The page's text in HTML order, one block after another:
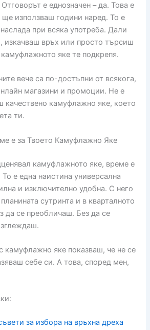
е еднозначен – да. Това е
ще използваш години наред. То е
при всяка употреба. Дали
изкачваш връх или просто търсиш
яке те подкрепя.
вече са по-достъпни от всякога,
магазини и промоции. Не е
качествено камуфлажно яке, което
ти.
е за Твоето Камуфлажно Якe
камуфлажното яке, време е
е една наистина универсална
и изключително удобна. С него
сутринта и в кварталното
да се преобличаш. Без да се
яке показваш, че не се
себе си. А това, според мен,
за избора на връхна дреха